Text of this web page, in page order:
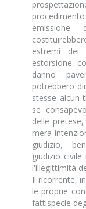
estremi
estorsione
danno
potrebbero
stesse alcun
se
delle
mera
giudizio,
giudizio
l'illegittimità
Il ricorrente,
le proprie
fattispecie